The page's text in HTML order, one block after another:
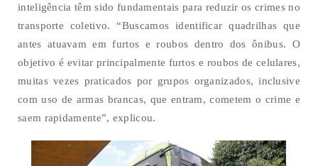
inteligência têm sido fundamentais para reduzir os crimes no
transporte coletivo. “Buscamos identificar quadrilhas que
antes atuavam em furtos e roubos dentro dos ônibus. O
objetivo é evitar principalmente furtos e roubos de celulares,
muitas vezes praticados por grupos organizados, inclusive
com uso de armas brancas, que entram, cometem o crime e
saem rapidamente”, explicou.